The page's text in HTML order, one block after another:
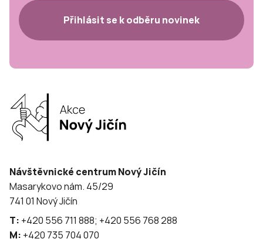
Přihlásit se k odběru novinek
Návštěvnické centrum Nový Jičín
Masarykovo nám. 45/29
741 01 Nový Jičín
T: +420 556 711 888; +420 556 768 288
M: +420 735 704 070